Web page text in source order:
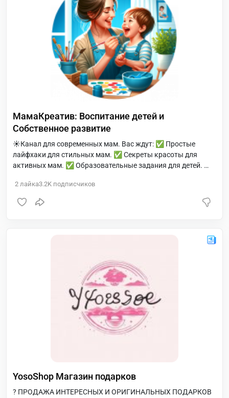
МамаКреатив: Воспитание детей и
Собственное развитие
☀️Канал для современных мам. Вас ждут: ✅ Простые
лайфхаки для стильных мам. ✅ Секреты красоты для
активных мам. ✅ Образовательные задания для детей. ✅
2 лайка3.2K подписчиков
YosoShop Магазин подарков
? ПРОДАЖА ИНТЕРЕСНЫХ И ОРИГИНАЛЬНЫХ ПОДАРКОВ